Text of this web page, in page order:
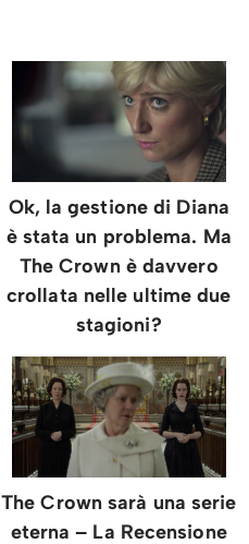
Ok, la gestione di Diana
è stata un problema. Ma
The Crown è davvero
crollata nelle ultime due
stagioni?
The Crown sarà una serie
eterna – La Recensione